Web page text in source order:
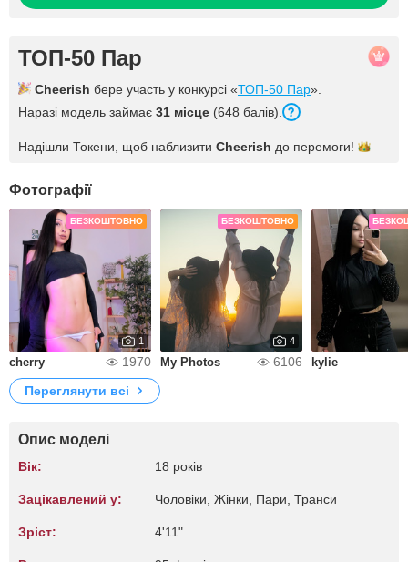
ТОП-50 Пар
Cheerish бере участь у конкурсі «ТОП-50 Пар».
Наразі модель займає 31 місце (648 балів).
Надішли Токени, щоб наблизити Cheerish до перемоги!
Фотографії
БЕЗКОШТОВНО
1
cherry 1970
БЕЗКОШТОВНО
4
My Photos 6106 kylie
Переглянути всі
Опис моделі
Вік: 18 років
Зацікавлений у: Чоловіки, Жiнки, Пари, Транси
Зріст: 4'11"